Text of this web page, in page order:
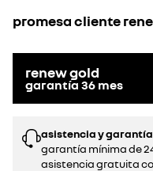
promesa cliente
renew gold
garantía 36 mes
asistencia y garantía
garantía mínima de 24
asistencia gratuita